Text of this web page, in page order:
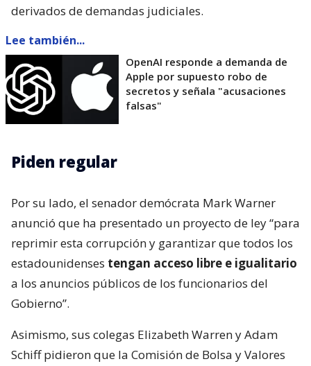
derivados de demandas judiciales.
Lee también...
OpenAI responde a demanda de
Apple por supuesto robo de
secretos y señala "acusaciones
falsas"
Piden regular
Por su lado, el senador demócrata Mark Warner
anunció que ha presentado un proyecto de ley “para
reprimir esta corrupción y garantizar que todos los
estadounidenses tengan acceso libre e igualitario
a los anuncios públicos de los funcionarios del
Gobierno”.
Asimismo, sus colegas Elizabeth Warren y Adam
Schiff pidieron que la Comisión de Bolsa y Valores